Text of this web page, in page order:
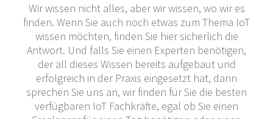
Wir wissen nicht alles, aber wir wissen, wo wir es
finden. Wenn Sie auch noch etwas zum Thema IoT
wissen möchten, finden Sie hier sicherlich die
Antwort. Und falls Sie einen Experten benötigen,
der all dieses Wissen bereits aufgebaut und
erfolgreich in der Praxis eingesetzt hat, dann
sprechen Sie uns an, wir finden für Sie die besten
verfügbaren IoT Fachkräfte, egal ob Sie einen